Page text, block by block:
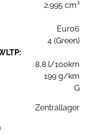
2.995 cm³
Euro6
4 (Green)
8,8 l/100km
199 g/km
G
Zentrallager